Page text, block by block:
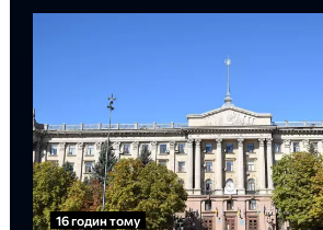
16 годин тому